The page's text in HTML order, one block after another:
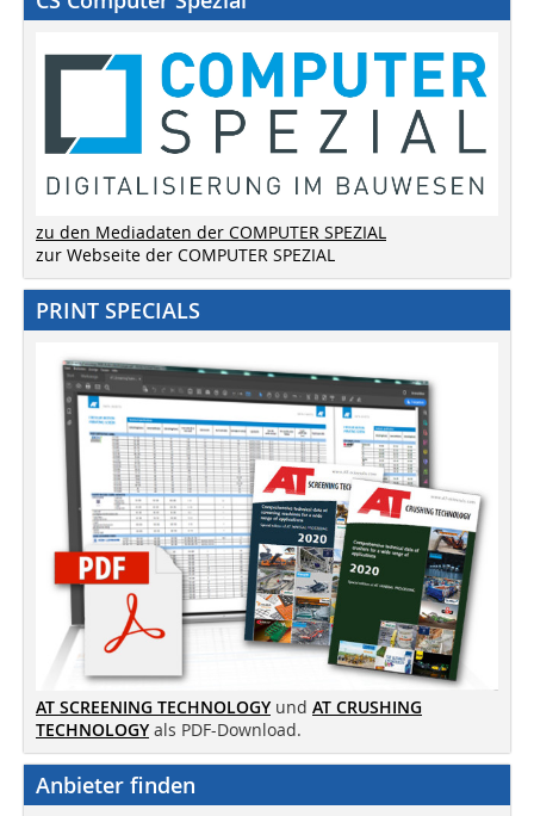
zu den Mediadaten der COMPUTER SPEZIAL
zur Webseite der COMPUTER SPEZIAL
PRINT SPECIALS
AT SCREENING TECHNOLOGY und AT CRUSHING
TECHNOLOGY als PDF-Download.
Anbieter finden